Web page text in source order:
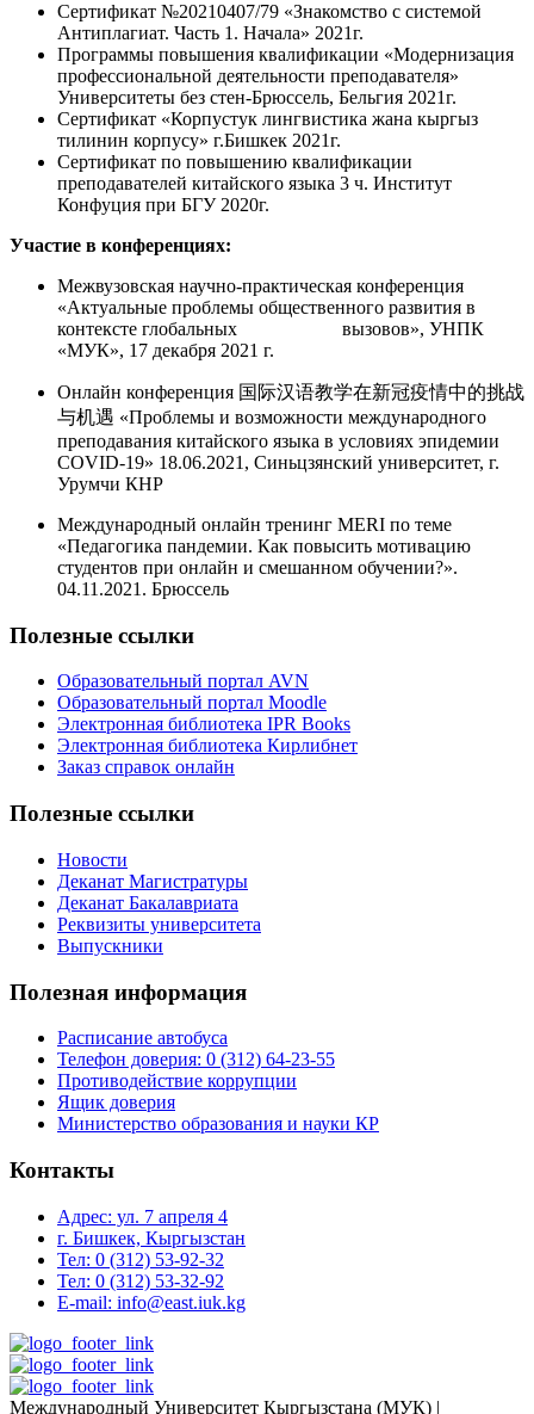
Сертификат №20210407/79 «Знакомство с системой
Антиплагиат. Часть 1. Начала» 2021г.
Программы повышения квалификации «Модернизация
профессиональной деятельности преподавателя»
Университеты без стен-Брюссель, Бельгия 2021г.
Сертификат «Корпустук лингвистика жана кыргыз
тилинин корпусу» г.Бишкек 2021г.
Сертификат по повышению квалификации
преподавателей китайского языка 3 ч. Институт
Конфуция при БГУ 2020г.
Участие в конференциях:
Межвузовская научно-практическая конференция
«Актуальные проблемы общественного развития в
контексте глобальных вызовов», УНПК
«МУК», 17 декабря 2021 г.
Онлайн конференция 国际汉语教学在新冠疫情中的挑战
与机遇 «Проблемы и возможности международного
преподавания китайского языка в условиях эпидемии
COVID-19» 18.06.2021, Синьцзянский университет, г.
Урумчи КНР
Международный онлайн тренинг MERI по теме
«Педагогика пандемии. Как повысить мотивацию
студентов при онлайн и смешанном обучении?».
04.11.2021. Брюссель
Полезные ссылки
Образовательный портал AVN
Образовательный портал Moodle
Электронная библиотека IPR Books
Электронная библиотека Кирлибнет
Заказ справок онлайн
Полезные ссылки
Новости
Деканат Магистратуры
Деканат Бакалавриата
Реквизиты университета
Выпускники
Полезная информация
Расписание автобуса
Телефон доверия: 0 (312) 64-23-55
Противодействие коррупции
Ящик доверия
Министерство образования и науки КР
Контакты
Адрес: ул. 7 апреля 4
г. Бишкек, Кыргызстан
Тел: 0 (312) 53-92-32
Тел: 0 (312) 53-32-92
E-mail: info@east.iuk.kg
Международный Университет Кыргызстана (МУК) |